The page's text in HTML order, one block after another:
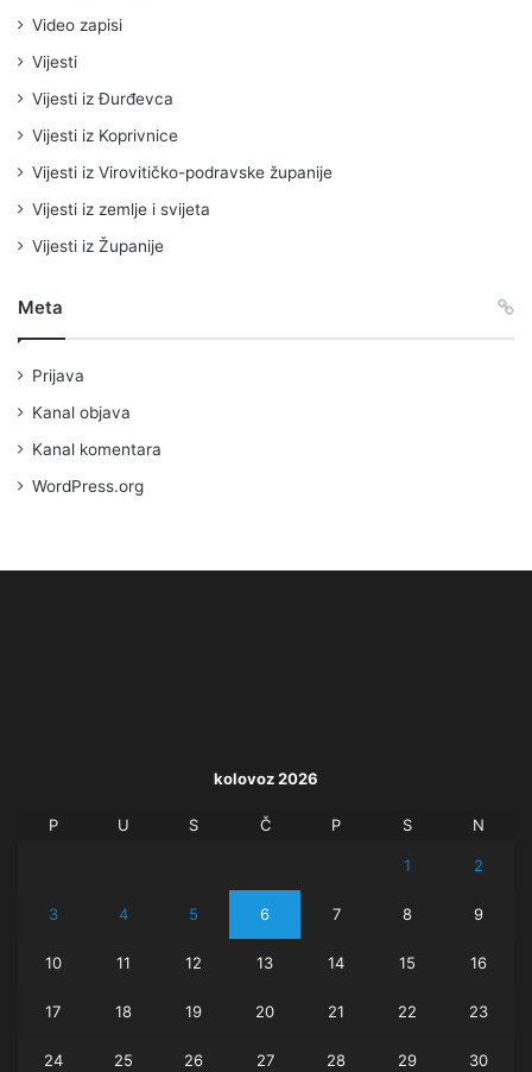
Video zapisi
Vijesti
Vijesti iz Đurđevca
Vijesti iz Koprivnice
Vijesti iz Virovitičko-podravske županije
Vijesti iz zemlje i svijeta
Vijesti iz Županije
Meta
Prijava
Kanal objava
Kanal komentara
WordPress.org
kolovoz 2026
P U S Č P S N
1 2
3 4 5 6 7 8 9
10 11 12 13 14 15 16
17 18 19 20 21 22 23
24 25 26 27 28 29 30